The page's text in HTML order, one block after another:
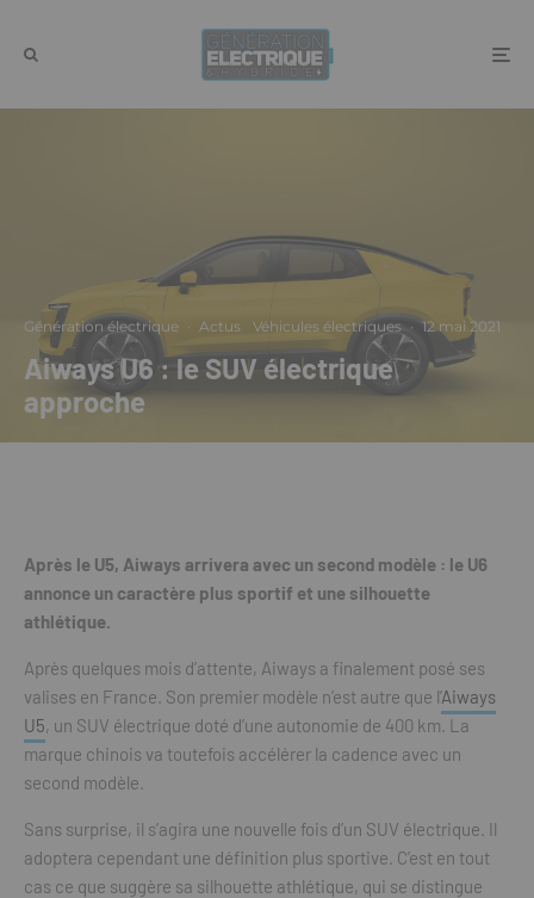
Génération électrique · Actus Véhicules électriques · 12 mai 2021
Aiways U6 : le SUV électrique
approche
Après le U5, Aiways arrivera avec un second modèle : le U6
annonce un caractère plus sportif et une silhouette
athlétique.
Après quelques mois d’attente, Aiways a finalement posé ses
valises en France. Son premier modèle n’est autre que l’Aiways
U5, un SUV électrique doté d’une autonomie de 400 km. La
marque chinois va toutefois accélérer la cadence avec un
second modèle.
Sans surprise, il s’agira une nouvelle fois d’un SUV électrique. Il
adoptera cependant une définition plus sportive. C’est en tout
cas ce que suggère sa silhouette athlétique, qui se distingue